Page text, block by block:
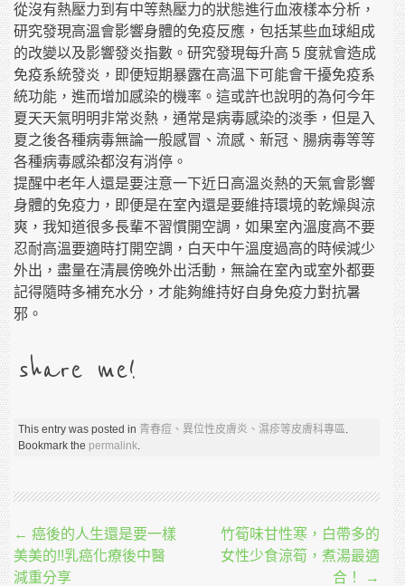
從沒有熱壓力到有中等熱壓力的狀態進行血液樣本分析，
研究發現高溫會影響身體的免疫反應，包括某些血球組成
的改變以及影響發炎指數。研究發現每升高 5 度就會造成
免疫系統發炎，即便短期暴露在高溫下可能會干擾免疫系
統功能，進而增加感染的機率。這或許也說明的為何今年
夏天天氣明明非常炎熱，通常是病毒感染的淡季，但是入
夏之後各種病毒無論一般感冒、流感、新冠、腸病毒等等
各種病毒感染都沒有消停。
提醒中老年人還是要注意一下近日高溫炎熱的天氣會影響
身體的免疫力，即便是在室內還是要維持環境的乾燥與涼
爽，我知道很多長輩不習慣開空調，如果室內溫度高不要
忍耐高溫要適時打開空調，白天中午溫度過高的時候減少
外出，盡量在清晨傍晚外出活動，無論在室內或室外都要
記得隨時多補充水分，才能夠維持好自身免疫力對抗暑
邪。
share me!
This entry was posted in 青春痘、異位性皮膚炎、濕疹等皮膚科專區.
Bookmark the permalink.
Post navigation
← 癌後的人生還是要一樣
美美的!!乳癌化療後中醫
減重分享
竹筍味甘性寒，白帶多的
女性少食涼筍，煮湯最適
合！
→